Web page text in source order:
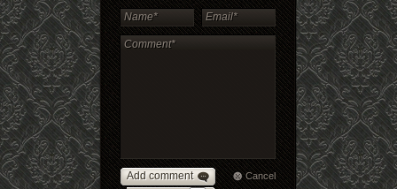
Add comment Cancel